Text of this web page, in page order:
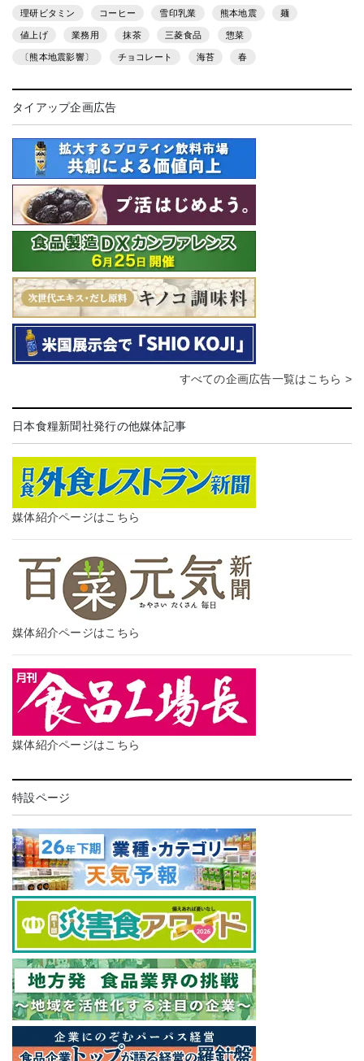
理研ビタミン コーヒー 雪印乳業 熊本地震 麺
値上げ 業務用 抹茶 三菱食品 惣菜
〔熊本地震影響〕 チョコレート 海苔 春
タイアップ企画広告
すべての企画広告一覧はこちら >
日本食糧新聞社発行の他媒体記事
媒体紹介ページはこちら
媒体紹介ページはこちら
媒体紹介ページはこちら
特設ページ